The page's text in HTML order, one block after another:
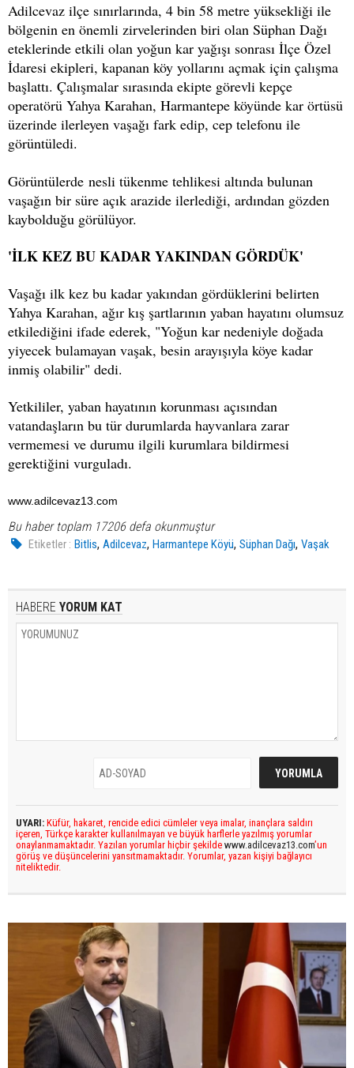
Adilcevaz ilçe sınırlarında, 4 bin 58 metre yüksekliği ile
bölgenin en önemli zirvelerinden biri olan Süphan Dağı
eteklerinde etkili olan yoğun kar yağışı sonrası İlçe Özel
İdaresi ekipleri, kapanan köy yollarını açmak için çalışma
başlattı. Çalışmalar sırasında ekipte görevli kepçe
operatörü Yahya Karahan, Harmantepe köyünde kar örtüsü
üzerinde ilerleyen vaşağı fark edip, cep telefonu ile
görüntüledi.
Görüntülerde nesli tükenme tehlikesi altında bulunan
vaşağın bir süre açık arazide ilerlediği, ardından gözden
kaybolduğu görülüyor.
'İLK KEZ BU KADAR YAKINDAN GÖRDÜK'
Vaşağı ilk kez bu kadar yakından gördüklerini belirten
Yahya Karahan, ağır kış şartlarının yaban hayatını olumsuz
etkilediğini ifade ederek, "Yoğun kar nedeniyle doğada
yiyecek bulamayan vaşak, besin arayışıyla köye kadar
inmiş olabilir" dedi.
Yetkililer, yaban hayatının korunması açısından
vatandaşların bu tür durumlarda hayvanlara zarar
vermemesi ve durumu ilgili kurumlara bildirmesi
gerektiğini vurguladı.
www.adilcevaz13.com
Bu haber toplam 17206 defa okunmuştur
Etiketler : Bitlis,Adilcevaz,Harmantepe Köyü,Süphan Dağı,Vaşak
HABERE YORUM KAT
UYARI: Küfür, hakaret, rencide edici cümleler veya imalar, inançlara saldırı
içeren, Türkçe karakter kullanılmayan ve büyük harflerle yazılmış yorumlar
onaylanmamaktadır. Yazılan yorumlar hiçbir şekilde www.adilcevaz13.com’un
görüş ve düşüncelerini yansıtmamaktadır. Yorumlar, yazan kişiyi bağlayıcı
niteliktedir.